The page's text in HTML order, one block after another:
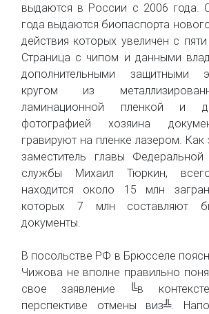
выдаются в России с 2006 года.
года выдаются биопаспорта
действия которых увеличен с
Страница с чипом и данными
дополнительными защитными
кругом из
ламинационной пленкой и
фотографией хозяина
гравируют на пленке лазером. Как
заместитель главы
службы Михаил Тюркин,
находится около 15 млн
которых 7 млн составляют
документы.
В посольстве РФ в Брюсселе
Чижова не вполне правильно
свое заявление ╚в
перспективе отмены виз╩.